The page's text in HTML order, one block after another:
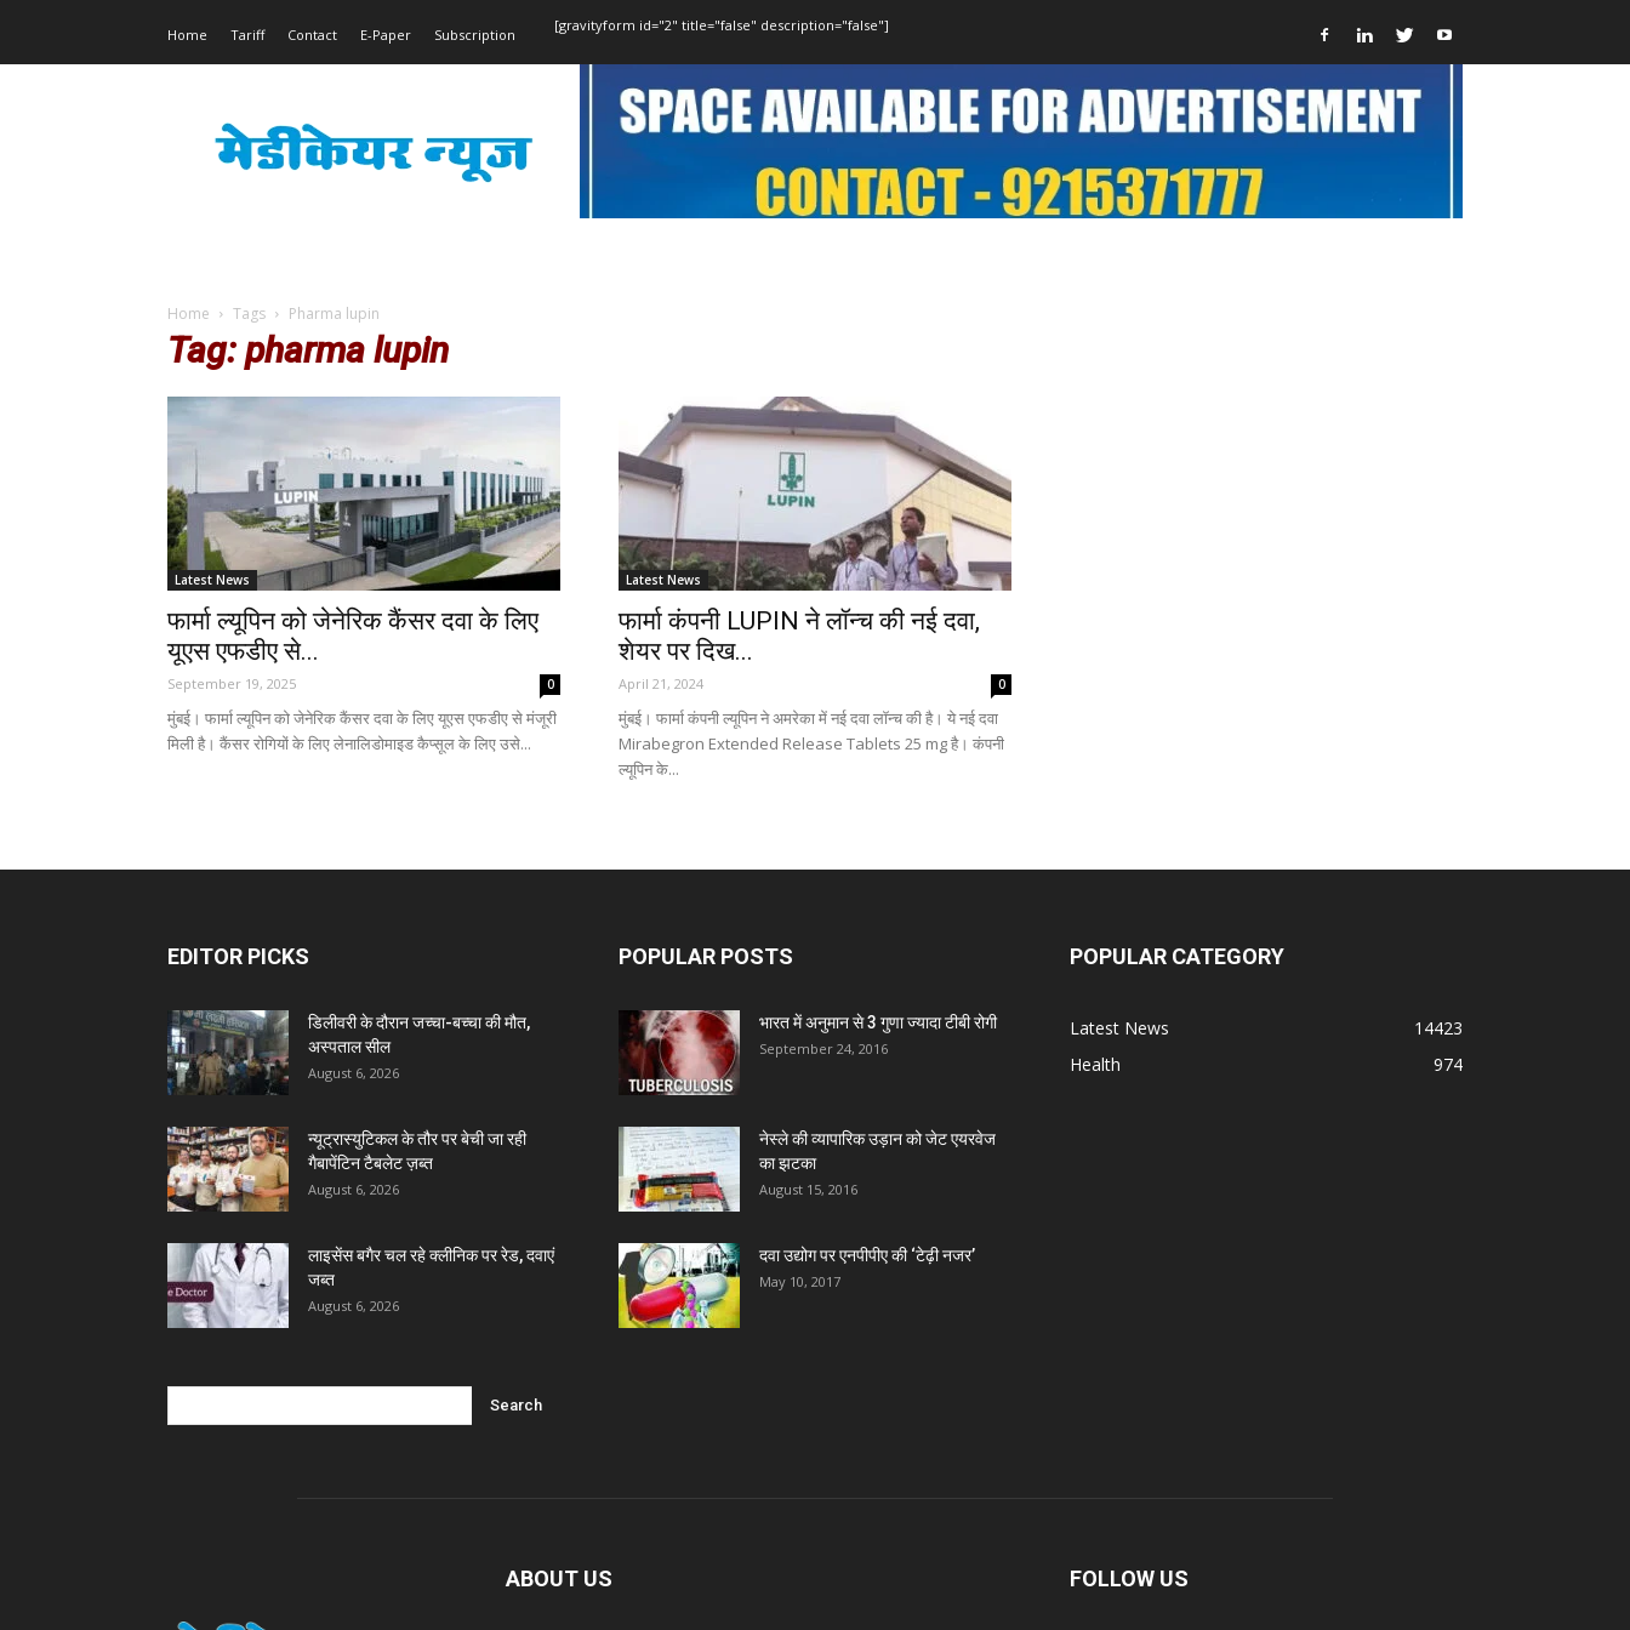
Home Tariff Contact E-Paper Subscription
[gravityform id="2" title="false" description="false"]
News
Home Tags Pharma lupin
Tag: pharma lupin
Latest News
फार्मा ल्यूपिन को जेनेरिक कैंसर दवा के लिए
यूएस एफडीए से...
September 19, 2025 0
मुंबई। फार्मा ल्यूपिन को जेनेरिक कैंसर दवा के लिए यूएस एफडीए से मंजूरी
मिली है। कैंसर रोगियों के लिए लेनालिडोमाइड कैप्सूल के लिए उसे...
Latest News
फार्मा कंपनी LUPIN ने लॉन्च की नई दवा,
शेयर पर दिख...
April 21, 2024 0
मुंबई। फार्मा कंपनी ल्यूपिन ने अमरेका में नई दवा लॉन्च की है। ये नई दवा
Mirabegron Extended Release Tablets 25 mg है। कंपनी
ल्यूपिन के...
EDITOR PICKS
डिलीवरी के दौरान जच्चा-बच्चा की मौत,
अस्पताल सील
August 6, 2026
न्यूट्रास्युटिकल के तौर पर बेची जा रही
गैबापेंटिन टैबलेट ज़ब्त
August 6, 2026
लाइसेंस बगैर चल रहे क्लीनिक पर रेड, दवाएं
जब्त
August 6, 2026
POPULAR POSTS
भारत में अनुमान से 3 गुणा ज्यादा टीबी रोगी
September 24, 2016
नेस्ले की व्यापारिक उड़ान को जेट एयरवेज
का झटका
August 15, 2016
दवा उद्योग पर एनपीपीए की ‘टेढ़ी नजर’
May 10, 2017
POPULAR CATEGORY
Latest News
14423
Health
974
ABOUT US FOLLOW US